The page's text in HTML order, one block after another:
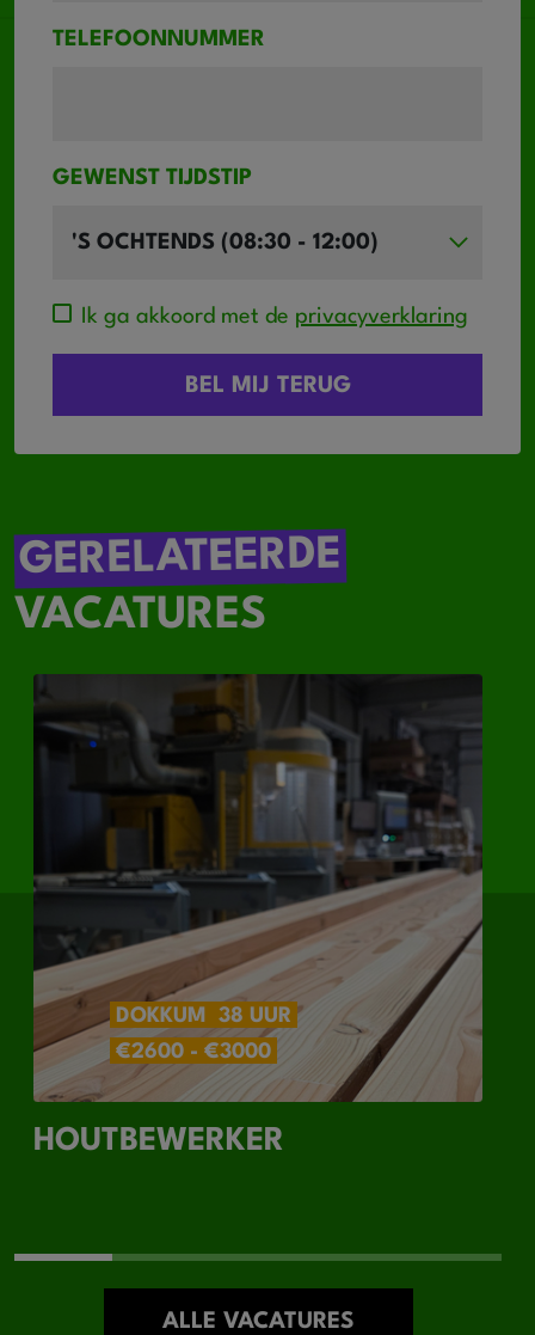
TELEFOONNUMMER
GEWENST TIJDSTIP
Ik ga akkoord met de privacyverklaring
GERELATEERDE
VACATURES
DOKKUM
38 UUR
€2600 - €3000
HOUTBEWERKER
ALLE VACATURES